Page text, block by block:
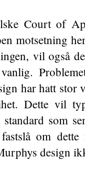
Court of
motsetning
vil også
har hatt stor
Dette vil
som
om
design